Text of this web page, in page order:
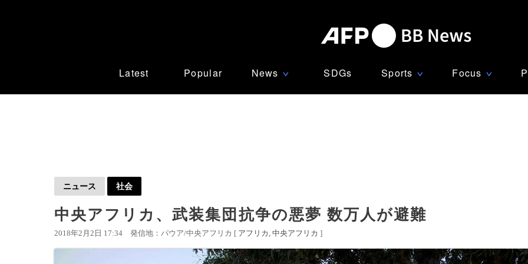
Latest Popular News ∨ SDGs Sports ∨ Focus ∨
ニュース 社会
中央アフリカ、武装集団抗争の悪夢 数万人が避難
2018年2月2日 17:34 発信地：パウア/中央アフリカ [ アフリカ 中央アフリカ ]